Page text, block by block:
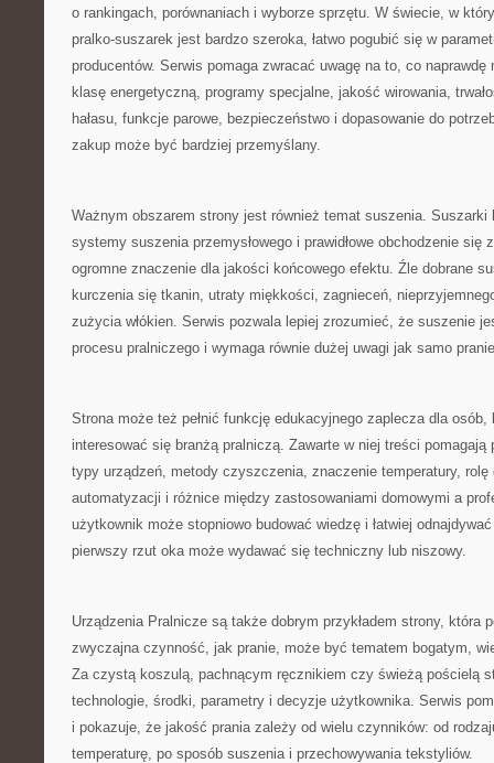
o rankingach, porównaniach i wyborze sprzętu. W świecie, w
pralko-suszarek jest bardzo szeroka, łatwo pogubić się w
producentów. Serwis pomaga zwracać uwagę na to, co
klasę energetyczną, programy specjalne, jakość wirowania,
hałasu, funkcje parowe, bezpieczeństwo i dopasowanie do
zakup może być bardziej przemyślany.
Ważnym obszarem strony jest również temat suszenia. Suszarki
systemy suszenia przemysłowego i prawidłowe obchodzenie
ogromne znaczenie dla jakości końcowego efektu. Źle dobrane
kurczenia się tkanin, utraty miękkości, zagnieceń,
zużycia włókien. Serwis pozwala lepiej zrozumieć, że suszenie
procesu pralniczego i wymaga równie dużej uwagi jak samo
Strona może też pełnić funkcję edukacyjnego zaplecza dla
interesować się branżą pralniczą. Zawarte w niej treści pomagają
typy urządzeń, metody czyszczenia, znaczenie temperatury, rolę
automatyzacji i różnice między zastosowaniami domowymi a
użytkownik może stopniowo budować wiedzę i łatwiej
pierwszy rzut oka może wydawać się techniczny lub niszowy.
Urządzenia Pralnicze są także dobrym przykładem strony, która
zwyczajna czynność, jak pranie, może być tematem bogatym,
Za czystą koszulą, pachnącym ręcznikiem czy świeżą pościelą
technologie, środki, parametry i decyzje użytkownika. Serwis
i pokazuje, że jakość prania zależy od wielu czynników: od
temperaturę, po sposób suszenia i przechowywania tekstyliów.